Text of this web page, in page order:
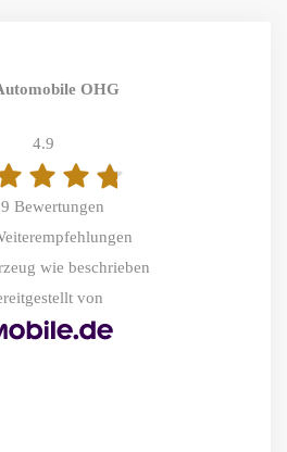
OHG
4.9
Bewertungen
wie beschrieben
von